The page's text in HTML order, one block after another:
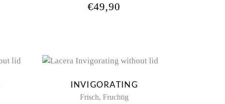
€49,90
INVIGORATING
Frisch, Fruchtig